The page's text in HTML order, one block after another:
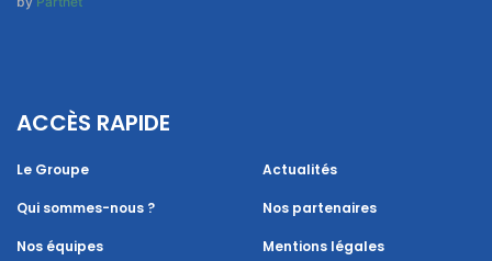
ACCÈS RAPIDE
Le Groupe
Qui sommes-nous ?
Nos équipes
Actualités
Nos partenaires
Mentions légales